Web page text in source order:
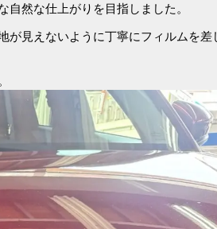
然な仕上がりを目指しました。
が見えないように丁寧にフィルムを差